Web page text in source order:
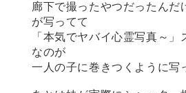
廊下で撮ったやつだったんだ
が写ってて
「本気でヤバイ心霊写真～
なのが
一人の子に巻きつくように写